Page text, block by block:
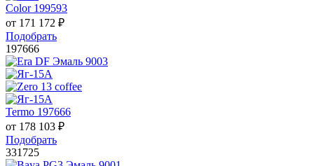
Color 199593
от 171 172 ₽
Подобрать
197666
Termo 197666
от 178 103 ₽
Подобрать
331725